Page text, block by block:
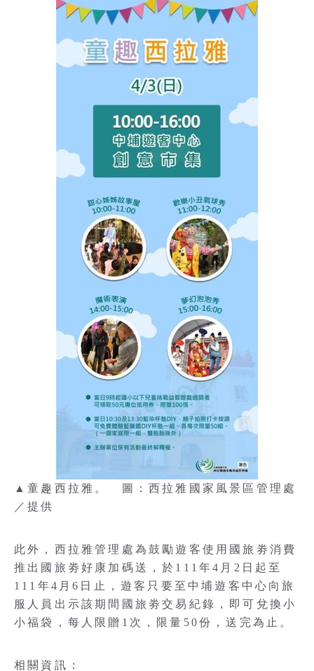
▲童趣西拉雅。 圖：西拉雅國家風景區管理處
／提供
此外，西拉雅管理處為鼓勵遊客使用國旅劵消費
推出國旅劵好康加碼送，於111年4月2日起至
111年4月6日止，遊客只要至中埔遊客中心向旅
服人員出示該期間國旅劵交易紀錄，即可兌換小
小福袋，每人限贈1次，限量50份，送完為止。
相關資訊：